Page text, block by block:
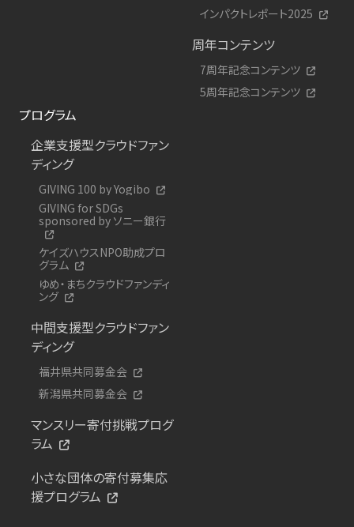
インパクトレポート2025
周年コンテンツ
7周年記念コンテンツ
5周年記念コンテンツ
プログラム
企業支援型クラウドファン
ディング
GIVING 100 by Yogibo
GIVING for SDGs
sponsored by ソニー銀行
ケイズハウスNPO助成プロ
グラム
ゆめ・まちクラウドファンディ
ング
中間支援型クラウドファン
ディング
福井県共同募金会
新潟県共同募金会
マンスリー寄付挑戦プログ
ラム
小さな団体の寄付募集応
援プログラム